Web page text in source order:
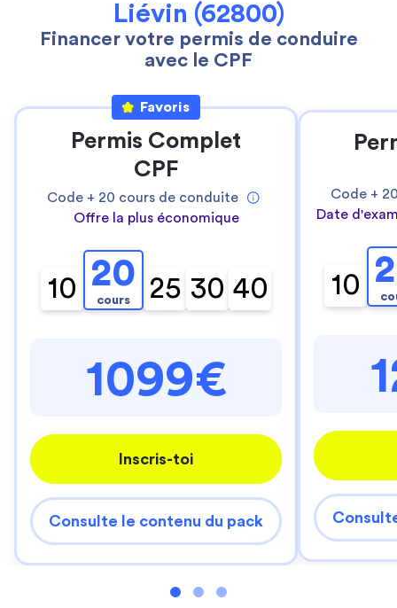
Liévin (62800)
Financer votre permis de conduire
avec le CPF
Favoris
Permis Complet
CPF
Code + 20 cours de conduite
Offre la plus économique
10 20
cours 25 30 40
1099€
Inscris-toi
Consulte le contenu du pack
Code +
Date
10